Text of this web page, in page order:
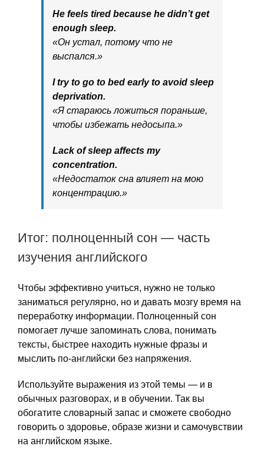
He feels tired because he didn’t get
enough sleep.
«Он устал, потому что не
выспался.»
I try to go to bed early to avoid sleep
deprivation.
«Я стараюсь ложиться пораньше,
чтобы избежать недосыпа.»
Lack of sleep affects my
concentration.
«Недостаток сна влияет на мою
концентрацию.»
Итог: полноценный сон — часть
изучения английского
Чтобы эффективно учиться, нужно не только
заниматься регулярно, но и давать мозгу время на
переработку информации. Полноценный сон
помогает лучше запоминать слова, понимать
тексты, быстрее находить нужные фразы и
мыслить по-английски без напряжения.
Используйте выражения из этой темы — и в
обычных разговорах, и в обучении. Так вы
обогатите словарный запас и сможете свободно
говорить о здоровье, образе жизни и самочувствии
на английском языке.